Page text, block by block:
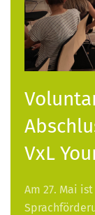
VxL
Am 27. Mai